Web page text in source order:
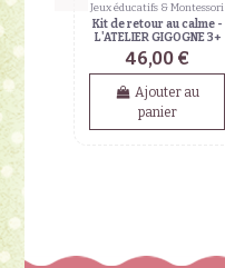
-
5+
€
Jeux éducatifs & Montessori
Kit de retour au calme -
L'ATELIER GIGOGNE 3+
46,00 €
Ajouter au
panier